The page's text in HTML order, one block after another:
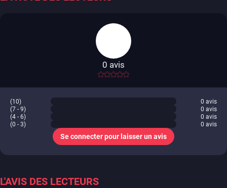
-
0 avis
(10) 0 avis
(7 - 9)
0 avis
(4 - 6)
0 avis
(0 - 3)
0 avis
Se connecter pour laisser un avis
L'AVIS DES LECTEURS